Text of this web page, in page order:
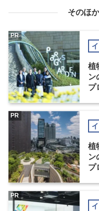
そのほ
植
ン
プ
PR
植
ン
プ
PR
PR